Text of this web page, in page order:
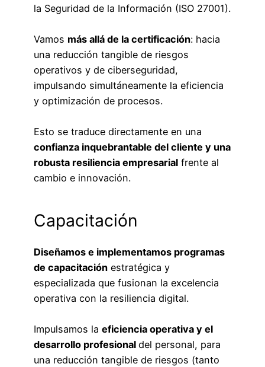
la Seguridad de la Información (ISO 27001).
Vamos más allá de la certificación: hacia
una reducción tangible de riesgos
operativos y de ciberseguridad,
impulsando simultáneamente la eficiencia
y optimización de procesos.
Esto se traduce directamente en una
confianza inquebrantable del cliente y una
robusta resiliencia empresarial frente al
cambio e innovación.
Capacitación
Diseñamos e implementamos programas
de capacitación estratégica y
especializada que fusionan la excelencia
operativa con la resiliencia digital.
Impulsamos la eficiencia operativa y el
desarrollo profesional del personal, para
una reducción tangible de riesgos (tanto